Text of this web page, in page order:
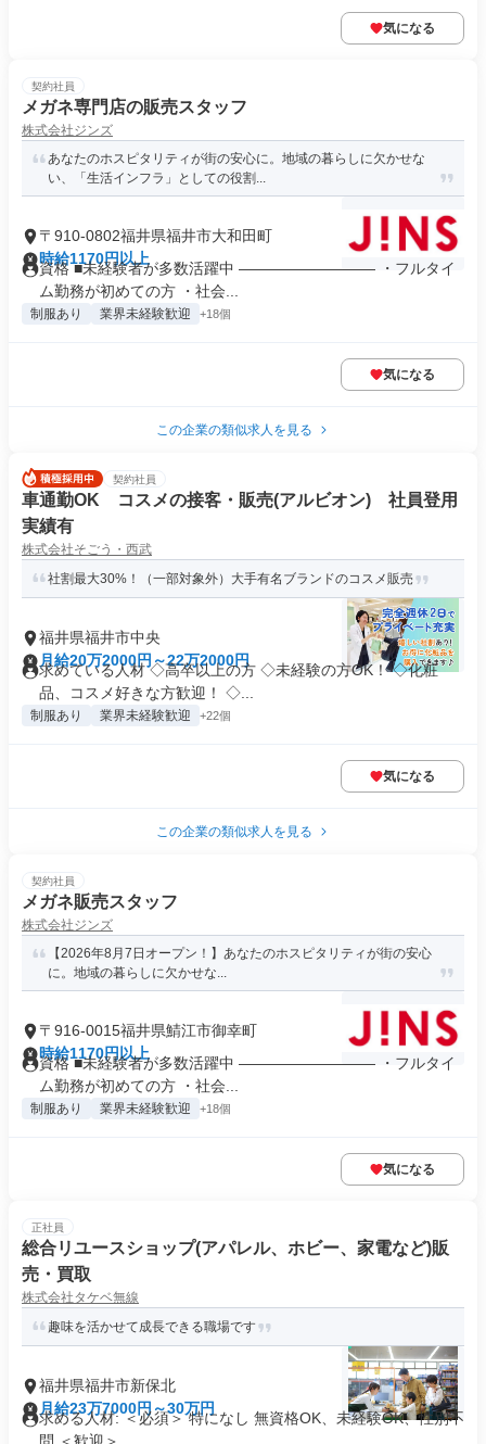
気になる
契約社員
メガネ専門店の販売スタッフ
株式会社ジンズ
あなたのホスピタリティが街の安心に。地域の暮らしに欠かせな
い、「生活インフラ」としての役割...
〒910-0802福井県福井市大和田町
時給1170円以上
資格 ■未経験者が多数活躍中 ――――――――― ・フルタイ
ム勤務が初めての方 ・社会...
制服あり 業界未経験歓迎 +18個
気になる
この企業の類似求人を見る
契約社員
車通勤OK コスメの接客・販売(アルビオン) 社員登用
実績有
株式会社そごう・西武
社割最大30%！（一部対象外）大手有名ブランドのコスメ販売
福井県福井市中央
月給20万2000円～22万2000円
求めている人材 ◇高卒以上の方 ◇未経験の方OK！ ◇化粧
品、コスメ好きな方歓迎！ ◇...
制服あり 業界未経験歓迎 +22個
気になる
この企業の類似求人を見る
契約社員
メガネ販売スタッフ
株式会社ジンズ
【2026年8月7日オープン！】あなたのホスピタリティが街の安心
に。地域の暮らしに欠かせな...
〒916-0015福井県鯖江市御幸町
時給1170円以上
資格 ■未経験者が多数活躍中 ――――――――― ・フルタイ
ム勤務が初めての方 ・社会...
制服あり 業界未経験歓迎 +18個
気になる
正社員
総合リユースショップ(アパレル、ホビー、家電など)販
売・買取
株式会社タケベ無線
趣味を活かせて成長できる職場です
福井県福井市新保北
月給23万7000円～30万円
求める人材: ＜必須＞ 特になし 無資格OK、未経験OK、性別不